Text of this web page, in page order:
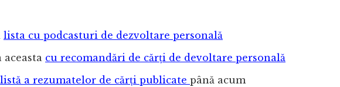
lista cu podcasturi de dezvoltare personală
aceasta cu recomandări de cărți de devoltare personală
listă a rezumatelor de cărți publicate până acum